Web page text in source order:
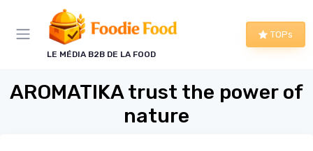
LE MÉDIA B2B DE LA FOOD
TOPs
AROMATIKA trust the power of
nature
Panneau de gestion des cookies